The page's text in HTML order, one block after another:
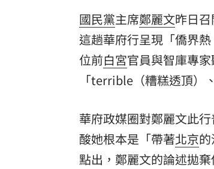
國民黨主席鄭麗文昨日
這趟華府行呈現「僑界
位前白宮官員與智庫專
「terrible（糟糕透頂）
華府政媒圈對鄭麗文此
酸她根本是「帶著北京
點出，鄭麗文的論述拋